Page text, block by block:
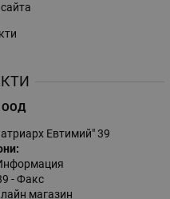
ООД
Евтимий" 39
- Факс
магазин